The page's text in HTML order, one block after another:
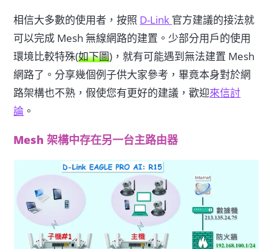
相信大多數的使用者，按照 D-Link 官方建議的接法就
可以完成 Mesh 無線網路的建置。少部分用戶的使用
環境比較特殊(如下圖)，就有可能遇到無法建置 Mesh
網路了。分享幾個例子供大家參考，畢竟本身對於網
路架構也不熟，假使您有更好的建議，歡迎來信討
論 。
Mesh 架構中存在另一台主路由器